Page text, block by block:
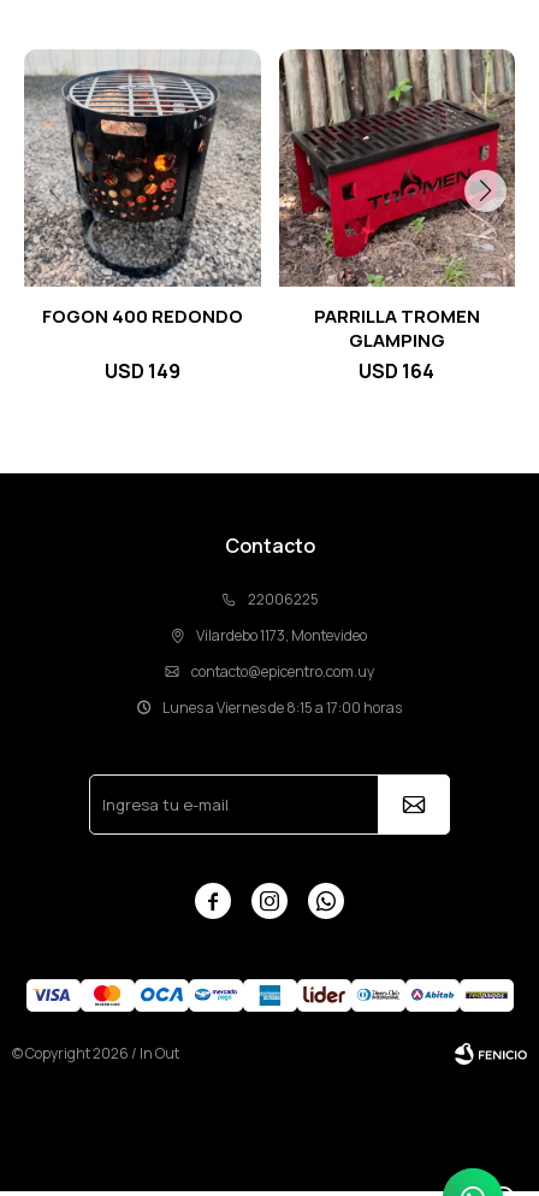
FOGON 400 REDONDO
USD 149
PARRILLA TROMEN
GLAMPING
USD 164
Contacto
22006225
Vilardebo 1173, Montevideo
contacto@epicentro.com.uy
Lunes a Viernes de 8:15 a 17:00 horas
  
© Copyright 2026 / In Out